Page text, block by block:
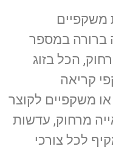
משקפיים
ברורה במספר
הכל בזוג
קריאה
משקפיים לקוצר
מרחוק, עדשות
לכל צורכי